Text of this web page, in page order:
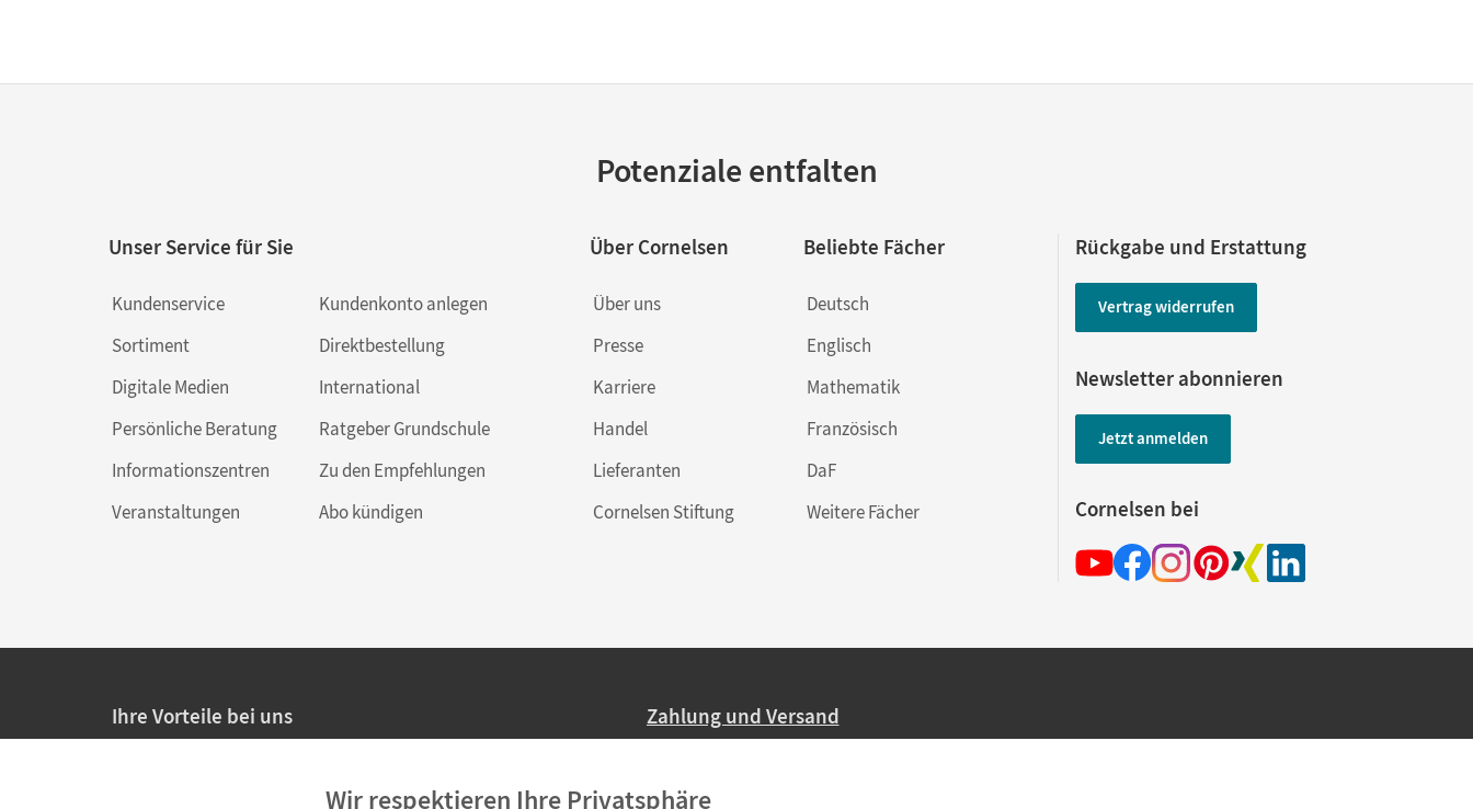
Potenziale entfalten
Unser Service für Sie
Kundenservice
Sortiment
Digitale Medien
Persönliche Beratung
Informationszentren
Veranstaltungen
Kundenkonto anlegen
Direktbestellung
International
Ratgeber Grundschule
Zu den Empfehlungen
Abo kündigen
Über Cornelsen
Über uns
Presse
Karriere
Handel
Lieferanten
Cornelsen Stiftung
Beliebte Fächer
Deutsch
Englisch
Mathematik
Französisch
DaF
Weitere Fächer
Rückgabe und Erstattung
Vertrag widerrufen
Newsletter abonnieren
Jetzt anmelden
Cornelsen bei
Ihre Vorteile bei uns Zahlung und Versand
Wir respektieren Ihre Privatsphäre